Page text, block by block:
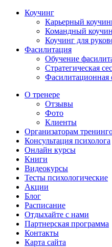
Коучинг
Карьерный
Командный
Коучинг для
Фасилитация
Обучение
Стратегическая
Фасилитационная
О тренере
Отзывы
Фото
Клиенты
Организаторам
Консультация психолога
Онлайн курсы
Книги
Видеокурсы
Тесты психологические
Акции
Блог
Расписание
Отдыхайте с нами
Партнерская программа
Контакты
Карта сайта